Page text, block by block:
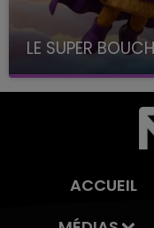
LE SUPER
avec La Famille
ACCUEIL